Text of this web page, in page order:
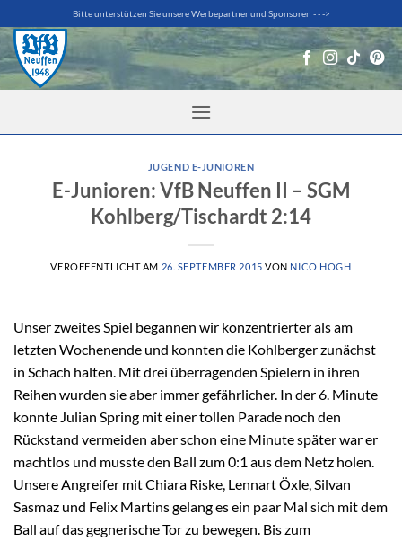
Inhalt
springen
Bitte unterstützen Sie unsere Werbepartner und Sponsoren - - ->
JUGEND E-JUNIOREN
E-Junioren: VfB Neuffen II – SGM
Kohlberg/Tischardt 2:14
VERÖFFENTLICHT AM 26. SEPTEMBER 2015 VON NICO HOGH
Unser zweites Spiel begannen wir konzentrierter als am
letzten Wochenende und konnten die Kohlberger zunächst
in Schach halten. Mit drei überragenden Spielern in ihren
Reihen wurden sie aber immer gefährlicher. In der 6. Minute
konnte Julian Spring mit einer tollen Parade noch den
Rückstand vermeiden aber schon eine Minute später war er
machtlos und musste den Ball zum 0:1 aus dem Netz holen.
Unsere Angreifer mit Chiara Riske, Lennart Öxle, Silvan
Sasmaz und Felix Martins gelang es ein paar Mal sich mit dem
Ball auf das gegnerische Tor zu bewegen. Bis zum